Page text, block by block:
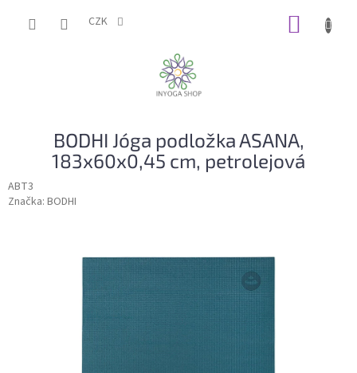
CZK
BODHI Jóga podložka ASANA,
183x60x0,45 cm, petrolejová
ABT3
Značka: BODHI